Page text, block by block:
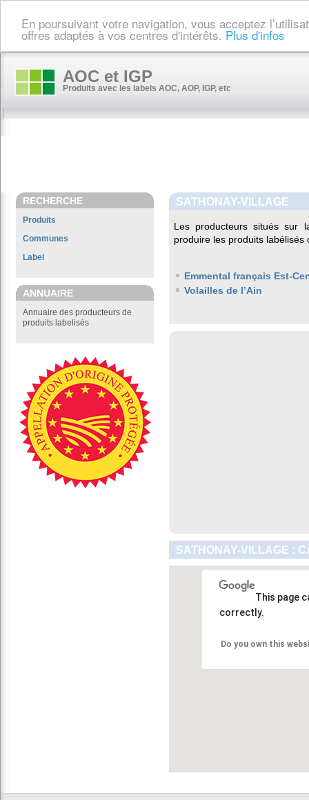
En poursuivant votre navigation, vous acceptez
offres adaptés à vos centres d'intérêts. Plus d'infos
AOC et IGP
Produits avec les labels AOC, AOP, IGP, etc
RECHERCHE
Produits
Communes
Label
ANNUAIRE
Annuaire des producteurs de
produits labelisés
SATHONAY-VILLAGE
Les producteurs situés sur
produire les produits labélisés
Emmental français Est-
Volailles de l’Ain
SATHONAY-VILLAGE :
This page
correctly.
Do you own this